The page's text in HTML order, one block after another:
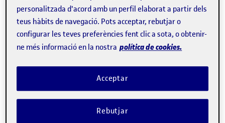
transformació i transferència de l'aprenentatge en línia
de la UOC, i que s'ha publicat en la revista nord-
americana d'accés obertApplied Sciences.
Fa cinc anys que la UOC agrupa en un sistema anomenat
grans volums de dades —convenientment
anonimitzades— sobre el perfil dels estudiants, la seva
activitat al Campus i els resultats acadèmics obtinguts. La
personalitzada d'acord amb un perfil elaborat a partir dels
teus hàbits de navegació. Pots acceptar, rebutjar o
configurar les teves preferències fent clic a sota, o obtenir-
ne més informació en la nostra política de cookies.
Rebutjar
Acceptar